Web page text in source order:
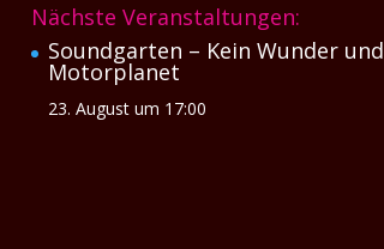
Nächste Veranstaltungen:
Soundgarten – Kein Wunder und
Motorplanet
23. August um 17:00